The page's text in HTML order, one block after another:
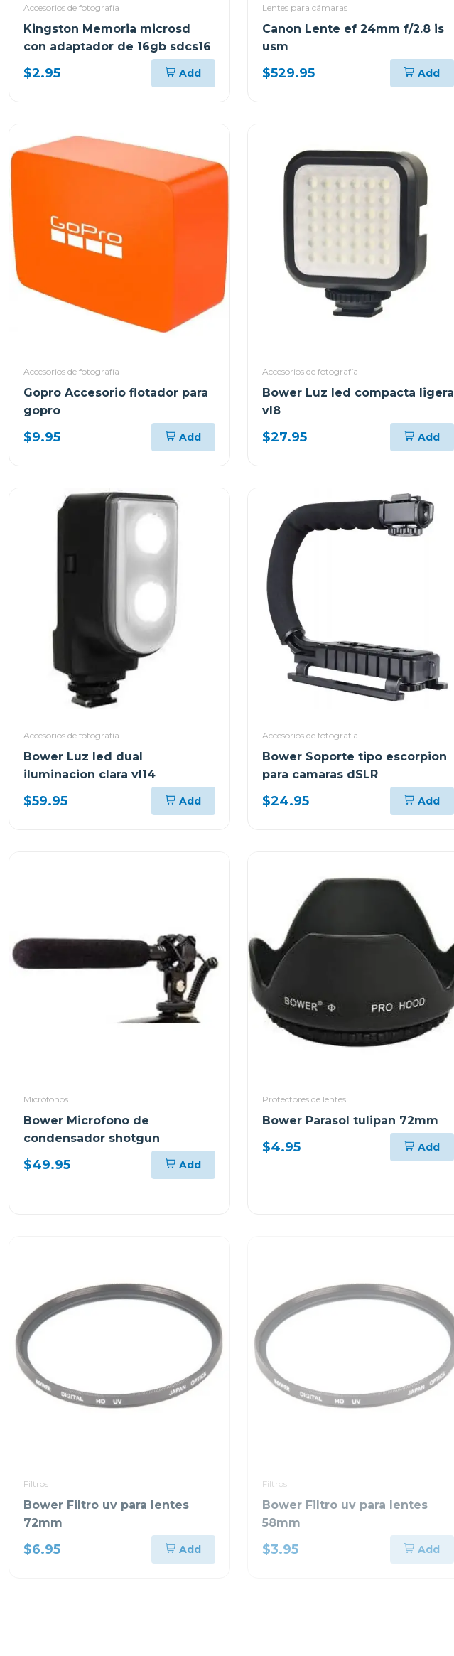
Accesorios de fotografía
Kingston Memoria microsd
con adaptador de 16gb sdcs16
$2.95 Add
Lentes para cámaras
Canon Lente ef 24mm f/2.8 is
usm
$529.95 Add
Accesorios de fotografía
Gopro Accesorio flotador para
gopro
$9.95 Add
Accesorios de fotografía
Bower Luz led compacta ligera
vl8
$27.95 Add
Accesorios de fotografía
Bower Luz led dual
iluminacion clara vl14
$59.95 Add
Accesorios de fotografía
Bower Soporte tipo escorpion
para camaras dSLR
$24.95 Add
Micrófonos
Bower Microfono de
condensador shotgun
$49.95 Add
Protectores de lentes
Bower Parasol tulipan 72mm
$4.95 Add
Filtros
Bower Filtro uv para lentes
72mm
$6.95 Add
Filtros
Bower Filtro uv para lentes
58mm
$3.95 Add